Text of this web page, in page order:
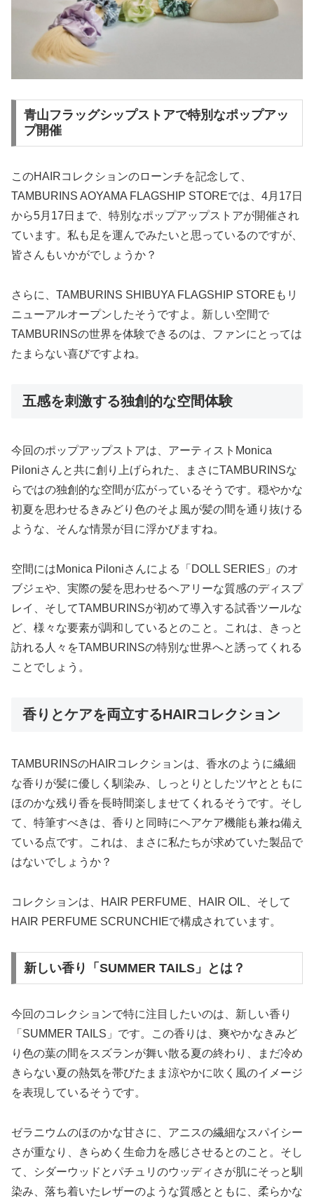
青山フラッグシップストアで特別なポップアッ
プ開催
このHAIRコレクションのローンチを記念して、
TAMBURINS AOYAMA FLAGSHIP STOREでは、4月17日
から5月17日まで、特別なポップアップストアが開催され
ています。私も足を運んでみたいと思っているのですが、
皆さんもいかがでしょうか？
さらに、TAMBURINS SHIBUYA FLAGSHIP STOREもリ
ニューアルオープンしたそうですよ。新しい空間で
TAMBURINSの世界を体験できるのは、ファンにとっては
たまらない喜びですよね。
五感を刺激する独創的な空間体験
今回のポップアップストアは、アーティストMonica
Piloniさんと共に創り上げられた、まさにTAMBURINSな
らではの独創的な空間が広がっているそうです。穏やかな
初夏を思わせるきみどり色のそよ風が髪の間を通り抜ける
ような、そんな情景が目に浮かびますね。
空間にはMonica Piloniさんによる「DOLL SERIES」のオ
ブジェや、実際の髪を思わせるヘアリーな質感のディスプ
レイ、そしてTAMBURINSが初めて導入する試香ツールな
ど、様々な要素が調和しているとのこと。これは、きっと
訪れる人々をTAMBURINSの特別な世界へと誘ってくれる
ことでしょう。
香りとケアを両立するHAIRコレクション
TAMBURINSのHAIRコレクションは、香水のように繊細
な香りが髪に優しく馴染み、しっとりとしたツヤとともに
ほのかな残り香を長時間楽しませてくれるそうです。そし
て、特筆すべきは、香りと同時にヘアケア機能も兼ね備え
ている点です。これは、まさに私たちが求めていた製品で
はないでしょうか？
コレクションは、HAIR PERFUME、HAIR OIL、そして
HAIR PERFUME SCRUNCHIEで構成されています。
新しい香り「SUMMER TAILS」とは？
今回のコレクションで特に注目したいのは、新しい香り
「SUMMER TAILS」です。この香りは、爽やかなきみど
り色の葉の間をスズランが舞い散る夏の終わり、まだ冷め
きらない夏の熱気を帯びたまま涼やかに吹く風のイメージ
を表現しているそうです。
ゼラニウムのほのかな甘さに、アニスの繊細なスパイシー
さが重なり、きらめく生命力を感じさせるとのこと。そし
て、シダーウッドとパチュリのウッディさが肌にそっと馴
染み、落ち着いたレザーのような質感とともに、柔らかな